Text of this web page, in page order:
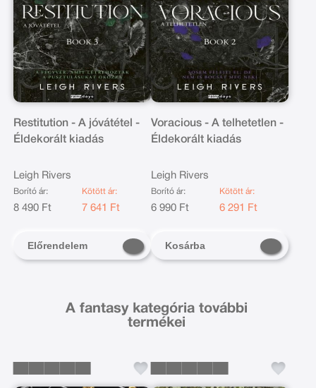
Restitution - A jóvátétel -
Éldekorált kiadás
Leigh Rivers
Borító ár:
8 490 Ft
Kötött ár:
7 641 Ft
Előrendelem
Voracious - A telhetetlen -
Éldekorált kiadás
Leigh Rivers
Borító ár:
6 990 Ft
Kötött ár:
6 291 Ft
Kosárba
A fantasy kategória további
termékei